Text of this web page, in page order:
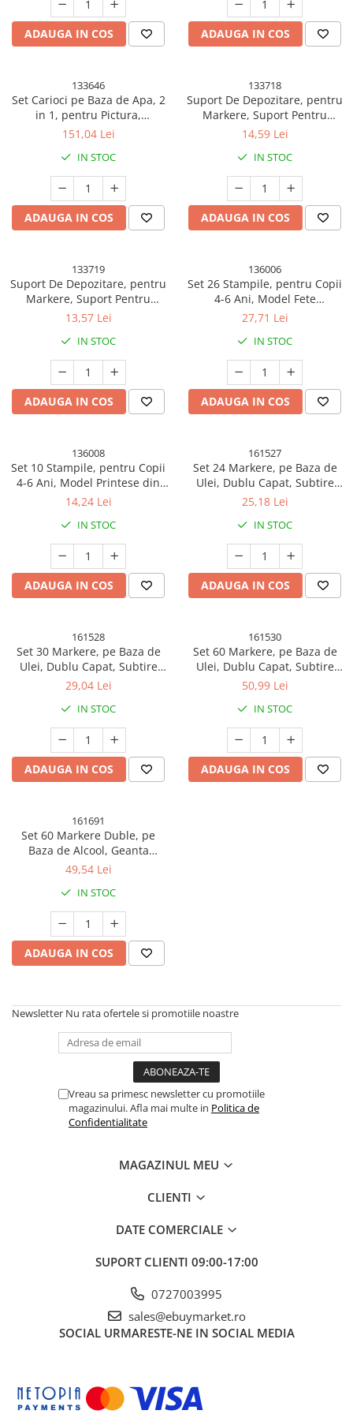
Articole pentru Iluminat
Corpuri de iluminat
Articole si, Echipamente pentru
Transport şi Ridicat
Pelerine, Umbrele si Accesorii
Videoproiectoare
ADAUGA IN COS ADAUGA IN COS
133646
Set Carioci pe Baza de Apa, 2
in 1, pentru Pictura,
Caligrafie, 120 Culori, Penar
x 19.5 x 8 cm, Multicolor
151,04 Lei
IN STOC
ADAUGA IN COS
133718
Suport De Depozitare, pentru
Markere, Suport Pentru
Stilouri, Cutie De Depozitare
Functionala, 60 Spatii,
Alb/Negru
14,59 Lei
IN STOC
ADAUGA IN COS
133719
Suport De Depozitare, pentru
Markere, Suport Pentru
Stilouri, Cutie De Depozitare
Functionala, 80 Spatii,
Alb/Negru
13,57 Lei
IN STOC
ADAUGA IN COS
136006
Set 26 Stampile, pentru Copii
4-6 Ani, Model Fete
Zambitoare Emoji, 20 x 10 x 2
27,71 Lei
IN STOC
ADAUGA IN COS
136008
Set 10 Stampile, pentru Copii
4-6 Ani, Model Printese din
Desene, 20 x 5 x 2 cm,
14,24 Lei
IN STOC
ADAUGA IN COS
161527
Set 24 Markere, pe Baza de
Ulei, Dublu Capat, Subtire
1mm si Gros 6 mm, Geanta
25,18 Lei
IN STOC
ADAUGA IN COS
161528
Set 30 Markere, pe Baza de
Ulei, Dublu Capat, Subtire
1mm si Gros 6 mm, Geanta
29,04 Lei
IN STOC
ADAUGA IN COS
161530
Set 60 Markere, pe Baza de
Ulei, Dublu Capat, Subtire
1mm si Gros 6 mm, Geanta
50,99 Lei
IN STOC
ADAUGA IN COS
161691
Set 60 Markere Duble, pe
Baza de Alcool, Geanta
Impermeabila Inclusa, Culori
49,54 Lei
IN STOC
ADAUGA IN COS
Newsletter Nu rata ofertele si promotiile noastre
Vreau sa primesc newsletter cu promotiile
magazinului. Afla mai multe in Politica de
Confidentialitate
MAGAZINUL MEU
CLIENTI
DATE COMERCIALE
SUPORT CLIENTI 09:00-17:00
0727003995
sales@ebuymarket.ro
SOCIAL URMARESTE-NE IN SOCIAL MEDIA